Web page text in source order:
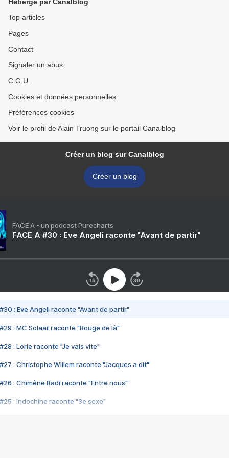
Top articles
Pages
Contact
Signaler un abus
C.G.U.
Cookies et données personnelles
Préférences cookies
Voir le profil de Alain Truong sur le portail Canalblog
Créer un blog sur Canalblog
Créer un blog
FACE A - un podcast Purecharts
FACE A #30 : Eve Angeli raconte "Avant de partir"
#30 : Eve Angeli raconte "Avant de partir"
#29 : MC Solaar raconte "Bouge de là"
#28 : Lorie raconte "Je vais vite"
#27 : Christophe Willem raconte "Jacques a dit"
#26 : Chimène Badi raconte "Entre nous"
#25 : Indochine raconte "3e sexe"